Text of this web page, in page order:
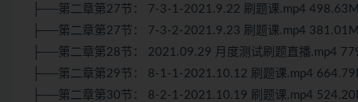
├──第二章第27节： 7-3-1-2021.9.22 刷题课.mp4 498.63M
├──第二章第27节： 7-3-2-2021.9.23 刷题课.mp4 381.01M
├──第二章第28节： 2021.09.29 月度测试刷题直播.mp4
├──第二章第29节： 8-1-1-2021.10.12 刷题课.mp4
├──第二章第30节： 8-2-1-2021.10.19 刷题课.mp4